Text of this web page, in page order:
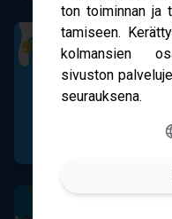
Gofore
ton toi­min­nan ja
ta­mi­seen.
kol­man­sien
sivus­ton
seu­rauk­sena.